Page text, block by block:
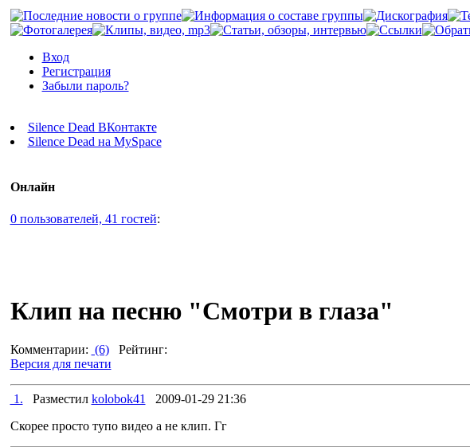
Вход
Регистрация
Забыли пароль?
Silence Dead ВКонтакте
Silence Dead на MySpace
Онлайн
0 пользователей, 41 гостей:
Клип на песню "Смотри в глаза"
Комментарии: (6)Рейтинг:
Версия для печати
1. Разместил kolobok41 2009-01-29 21:36
Скорее просто тупо видео а не клип. Гг